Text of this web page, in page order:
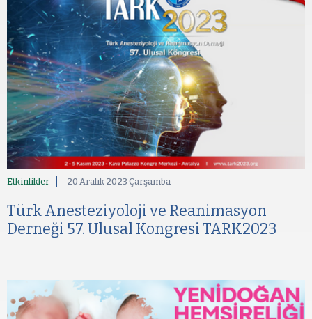
Etkinlikler 20 Aralık 2023 Çarşamba
Türk Anesteziyoloji ve Reanimasyon
Derneği 57. Ulusal Kongresi TARK2023